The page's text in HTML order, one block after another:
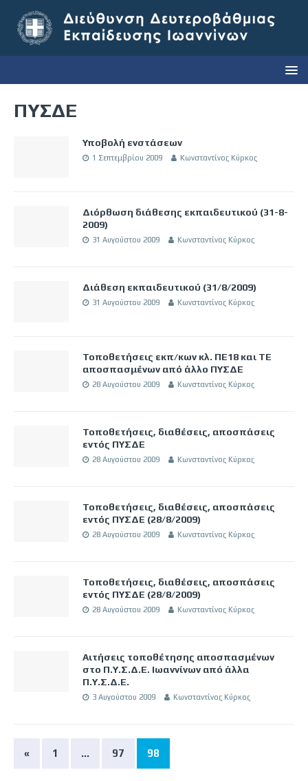
ΠΥΣΔΕ
Υποβολή ενστάσεων
1 Σεπτεμβρίου 2009 Κωνσταντίνος Κύρκος
Διόρθωση διάθεσης εκπαιδευτικού (31-8-
2009)
31 Αυγούστου 2009 Κωνσταντίνος Κύρκος
Διάθεση εκπαιδευτικού (31/8/2009)
31 Αυγούστου 2009 Κωνσταντίνος Κύρκος
Τοποθετήσεις εκπ/κων κλ. ΠΕ18 και ΤΕ
αποσπασμένων από άλλο ΠΥΣΔΕ
28 Αυγούστου 2009 Κωνσταντίνος Κύρκος
Τοποθετήσεις, διαθέσεις, αποσπάσεις
εντός ΠΥΣΔΕ
28 Αυγούστου 2009 Κωνσταντίνος Κύρκος
Τοποθετήσεις, διαθέσεις, αποσπάσεις
εντός ΠΥΣΔΕ (28/8/2009)
28 Αυγούστου 2009 Κωνσταντίνος Κύρκος
Τοποθετήσεις, διαθέσεις, αποσπάσεις
εντός ΠΥΣΔΕ (28/8/2009)
28 Αυγούστου 2009 Κωνσταντίνος Κύρκος
Αιτήσεις τοποθέτησης αποσπασμένων
στο Π.Υ.Σ.Δ.Ε. Ιωαννίνων από άλλα
Π.Υ.Σ.Δ.Ε.
3 Αυγούστου 2009 Κωνσταντίνος Κύρκος
« 1 … 97 98